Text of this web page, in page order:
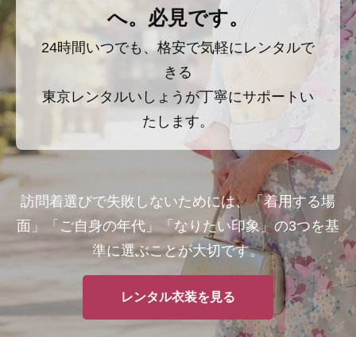
へ。必見です。
24時間いつでも、格安で気軽にレンタルで
きる
東京レンタルいしょうが丁寧にサポートい
たします。
訪問着選びで失敗しないためには、「着用する場
面」「ご自身の年代」「なりたい印象」の3つを基
準に選ぶことが大切です。
レンタル衣装を見る